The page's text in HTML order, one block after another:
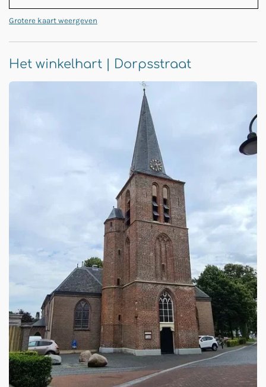
Grotere kaart weergeven
Het winkelhart | Dorpsstraat